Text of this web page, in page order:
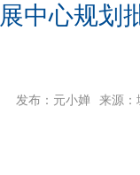
中心规划
发布：元小婵 来源